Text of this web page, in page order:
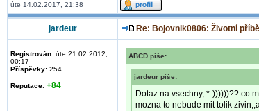
úte 14.02.2017, 21:38
jardeur Re: Bojovnik0806: Životní
Registrován: úte 21.02.2012,
00:17
Příspěvky: 254
Reputace: +84
ABCD píše:
jardeur píše:
Dotaz na vsechny,.*-))))))?? co
mozna to nebude mit tolik